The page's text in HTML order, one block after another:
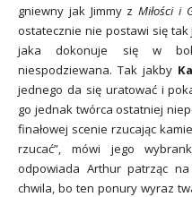
gniewny jak Jimmy z Miłości i
ostatecznie nie postawi się
jaka dokonuje się w
niespodziewana. Tak jakby
jednego da się uratować i
go jednak twórca ostatniej
finałowej scenie rzucając
rzucać”, mówi jego
odpowiada Arthur patrząc
chwila, bo ten ponury wyraz